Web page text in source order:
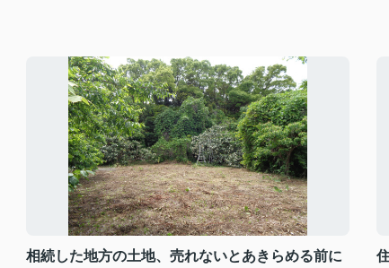
相続した地方の土地、売れないとあきらめる前に